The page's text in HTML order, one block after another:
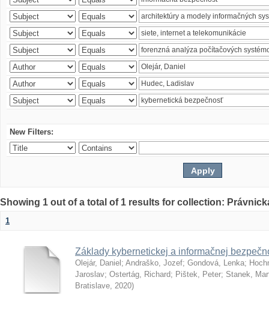
New Filters:
Showing 1 out of a total of 1 results for collection:
1
Základy kybernetickej a informačnej
Olejár, Daniel ; Andraško, Jozef; Gondová, Lenka;
Jaroslav; Ostertág, Richard; Pištek, Peter; Stanek,
Bratislave, 2020)